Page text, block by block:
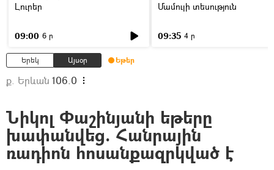
Լուրեր
09:00 6 ր
Մամուլի տեսություն
09:35 4 ր
Երեկ Այսօր Եթեր
ք. Երևան 106.0
Նիկոլ Փաշինյանի եթերը
խափանվեց. Հանրային
ռադիոն հոսանքազրկված է